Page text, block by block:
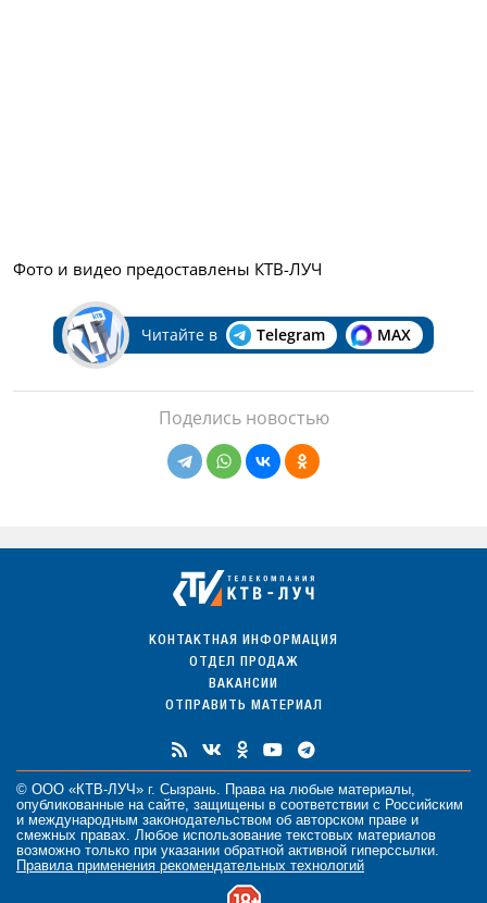
Фото и видео предоставлены КТВ-ЛУЧ
Читайте в Telegram MAX
Поделись новостью
КОНТАКТНАЯ ИНФОРМАЦИЯ
ОТДЕЛ ПРОДАЖ
ВАКАНСИИ
ОТПРАВИТЬ МАТЕРИАЛ
© ООО «КТВ-ЛУЧ» г. Сызрань. Права на любые материалы
опубликованные на сайте, защищены в соответствии с Российским
и международным законодательством об авторском праве и
смежных правах. Любое использование текстовых материалов
возможно только при указании обратной активной гиперссылки.
Правила применения рекомендательных технологий